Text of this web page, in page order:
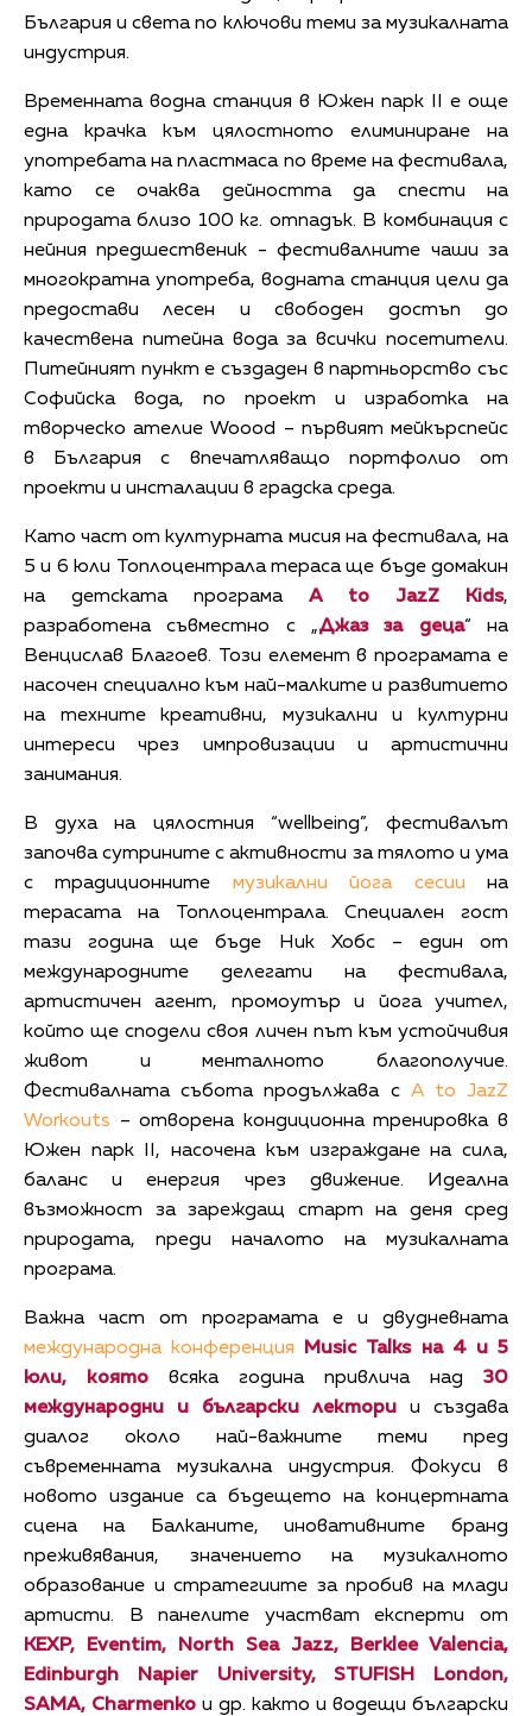
България и света по ключови теми за музикалната
индустрия.
Временната водна станция в Южен парк II е още
една крачка към цялостното елиминиране на
употребата на пластмаса по време на фестивала,
като се очаква дейността да спести на
природата близо 100 кг. отпадък. В комбинация с
нейния предшественик - фестивалните чаши за
многократна употреба, водната станция цели да
предостави лесен и свободен достъп до
качествена питейна вода за всички посетители.
Питейният пункт е създаден в партньорство със
Софийска вода, по проект и изработка на
творческо ателие Woood – първият мейкърспейс
в България с впечатляващо портфолио от
проекти и инсталации в градска среда.
Като част от културната мисия на фестивала, на
5 и 6 юли Топлоцентрала тераса ще бъде домакин
на детската програма A to JazZ Kids,
разработена съвместно с „Джаз за деца“ на
Венцислав Благоев. Този елемент в програмата е
насочен специално към най-малките и развитието
на техните креативни, музикални и културни
интереси чрез импровизации и артистични
занимания.
В духа на цялостния “wellbeing”, фестивалът
започва сутрините с активности за тялото и ума
с традиционните музикални йога сесии на
терасата на Топлоцентрала. Специален гост
тази година ще бъде Ник Хобс – един от
международните делегати на фестивала,
артистичен агент, промоутър и йога учител,
който ще сподели своя личен път към устойчивия
живот и менталното благополучие.
Фестивалната събота продължава с A to JazZ
Workouts – отворена кондиционна тренировка в
Южен парк II, насочена към изграждане на сила,
баланс и енергия чрез движение. Идеална
възможност за зареждащ старт на деня сред
природата, преди началото на музикалната
програма.
Важна част от програмата е и двудневната
международна конференция
Music Talksна 4 и 5
юли, която всяка година привлича над 30
международни и български лектори и създава
диалог около най-важните теми пред
съвременната музикална индустрия. Фокуси в
новото издание са бъдещето на концертната
сцена на Балканите, иновативните бранд
преживявания, значението на музикалното
образование и стратегиите за пробив на млади
артисти. В панелите участват експерти от
KEXP, Eventim, North Sea Jazz, Berklee Valencia,
Edinburgh Napier University, STUFISH London,
SAMA, Charmenko и др. както и водещи български